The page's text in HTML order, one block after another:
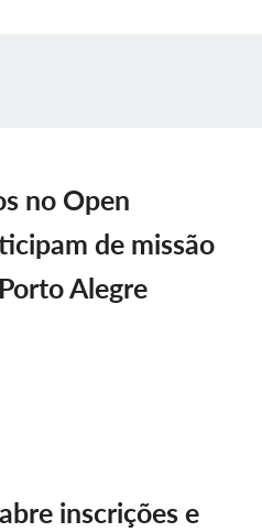
no Open
de missão
Alegre
inscrições e